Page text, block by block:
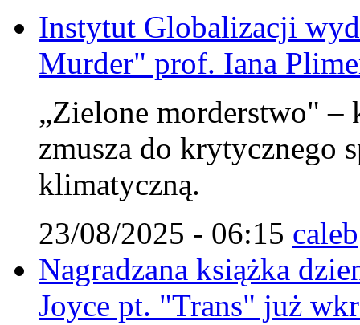
Instytut Globalizacji
Murder" prof. Iana
„Zielone morderstwo" –
zmusza do krytycznego
klimatyczną.
23/08/2025 - 06:15 caleb
Nagradzana książka
Joyce pt. "Trans" już